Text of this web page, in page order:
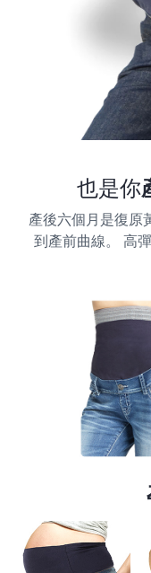
也是你
產後六個月是復原
到產前曲線。 高